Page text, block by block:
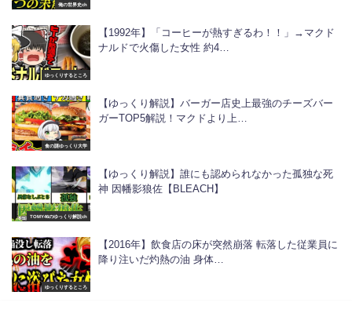
俺の世界史ch
ゆっくりするところ
【1992年】「コーヒーが熱すぎるわ！！」→マクド
ナルドで火傷した女性 約4…
食の謎ゆっくり大学
【ゆっくり解説】バーガー店史上最強のチーズバー
ガーTOP5解説！マクドより上…
TOMY46のゆっくり解説ch
【ゆっくり解説】誰にも認められなかった孤独な死
神 因幡影狼佐【BLEACH】
ゆっくりするところ
【2016年】飲食店の床が突然崩落 転落した従業員に
降り注いだ灼熱の油 身体…